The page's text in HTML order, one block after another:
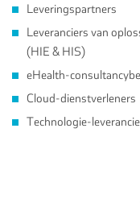
Leveringspartners
Leveranciers van
(HIE & HIS)
eHealth-
Cloud-dienstverleners
Technologie-